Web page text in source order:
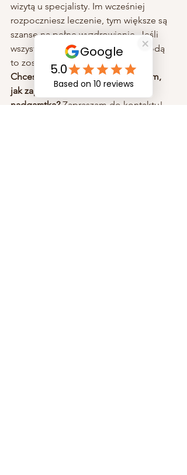
wizytą u specjalisty. Im wcześniej
rozpoczniesz leczenie, tym większe są
szanse na pełne wyzdrowienie. Jeśli
wszystkie powyższe sposoby zawiodą
to zostaje operacja.
Chcesz dowiedzieć się więcej o tym,
jak zapobiegać cieśni
nadgarstka? Zapraszam do kontaktu!